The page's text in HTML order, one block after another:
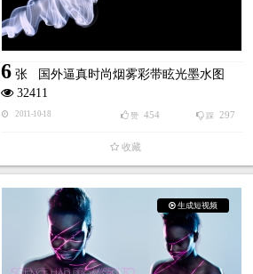
6张
国外逼真时尚烟雾彩带眩光墨水图
32411
2011-10-18 踩 297
赞 454
收藏
生成短视频